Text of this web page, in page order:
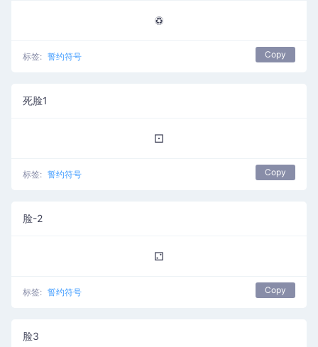
♽
标签: 誓约符号 Copy
死脸1
⚀
标签: 誓约符号 Copy
脸-2
⚁
标签: 誓约符号 Copy
脸3